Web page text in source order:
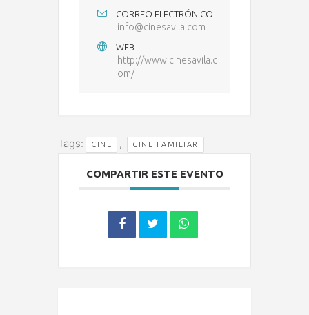
CORREO ELECTRÓNICO
info@cinesavila.com
WEB
http://www.cinesavila.c
om/
Tags: CINE , CINE FAMILIAR
COMPARTIR ESTE EVENTO